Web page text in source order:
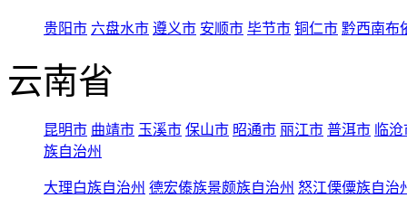
贵阳市 六盘水市 遵义市 安顺市 毕节市 铜仁市 黔西南布
云南省
昆明市 曲靖市 玉溪市 保山市 昭通市 丽江市 普洱市 临
族自治州
大理白族自治州 德宏傣族景颇族自治州 怒江傈僳族自治